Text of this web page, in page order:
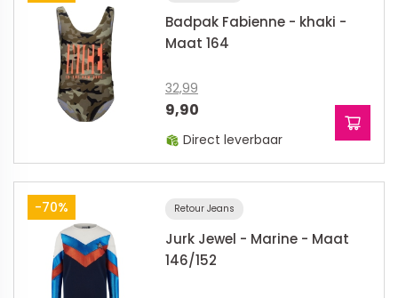
Badpak Fabienne - khaki -
Maat 164
32,99
9,90
Direct leverbaar
-70% Retour Jeans
Jurk Jewel - Marine - Maat
146/152